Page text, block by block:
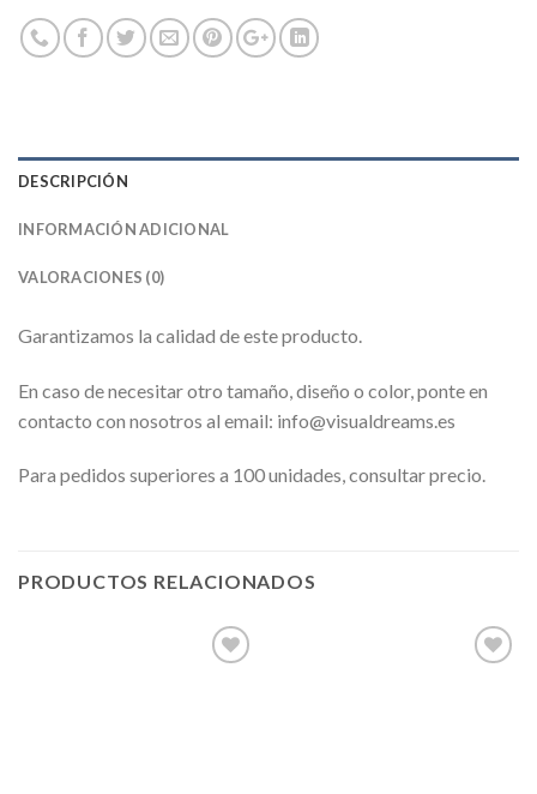
DESCRIPCIÓN
INFORMACIÓN ADICIONAL
VALORACIONES (0)
Garantizamos la calidad de este producto.
En caso de necesitar otro tamaño, diseño o color, ponte en
contacto con nosotros al email: info@visualdreams.es
Para pedidos superiores a 100 unidades, consultar precio.
PRODUCTOS RELACIONADOS